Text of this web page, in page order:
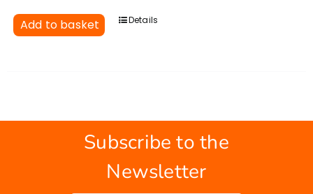
Add to basket Details
Subscribe to the
Newsletter